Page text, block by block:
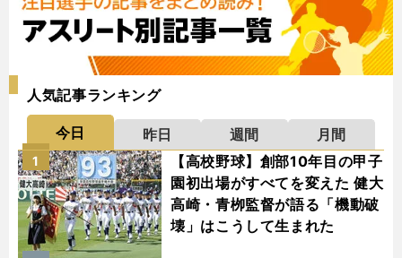
人気記事ランキング
今日 昨日 週間
月間
【高校野球】創部10年目の甲子
園初出場がすべてを変えた 健大
高崎・青栁監督が語る「機動破
壊」はこうして生まれた
1